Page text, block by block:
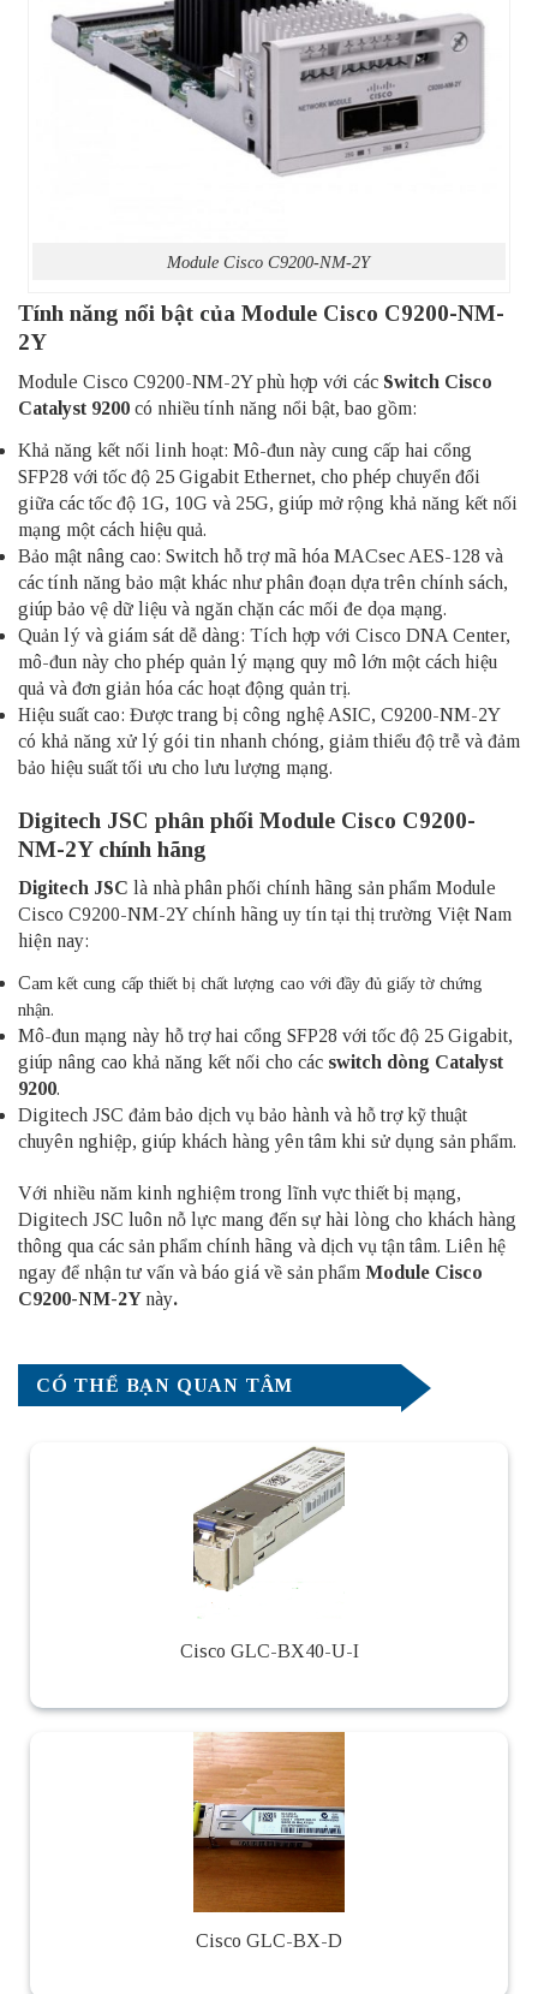
Module Cisco C9200-NM-2Y
Tính năng nổi bật của Module Cisco C9200-NM-
2Y
Module Cisco C9200-NM-2Y phù hợp với các Switch Cisco
Catalyst 9200 có nhiều tính năng nổi bật, bao gồm:
Khả năng kết nối linh hoạt: Mô-đun này cung cấp hai cổng
SFP28 với tốc độ 25 Gigabit Ethernet, cho phép chuyển đổi
giữa các tốc độ 1G, 10G và 25G, giúp mở rộng khả năng kết nối
mạng một cách hiệu quả.
Bảo mật nâng cao: Switch hỗ trợ mã hóa MACsec AES-128 và
các tính năng bảo mật khác như phân đoạn dựa trên chính sách,
giúp bảo vệ dữ liệu và ngăn chặn các mối đe dọa mạng.
Quản lý và giám sát dễ dàng: Tích hợp với Cisco DNA Center,
mô-đun này cho phép quản lý mạng quy mô lớn một cách hiệu
quả và đơn giản hóa các hoạt động quản trị.
Hiệu suất cao: Được trang bị công nghệ ASIC, C9200-NM-2Y
có khả năng xử lý gói tin nhanh chóng, giảm thiểu độ trễ và đảm
bảo hiệu suất tối ưu cho lưu lượng mạng.
Digitech JSC phân phối Module Cisco C9200-
NM-2Y chính hãng
Digitech JSC là nhà phân phối chính hãng sản phẩm Module
Cisco C9200-NM-2Y chính hãng uy tín tại thị trường Việt Nam
hiện nay:
Cam kết cung cấp thiết bị chất lượng cao với đầy đủ giấy tờ chứng
nhận.
Mô-đun mạng này hỗ trợ hai cổng SFP28 với tốc độ 25 Gigabit,
giúp nâng cao khả năng kết nối cho các switch dòng Catalyst
9200.
Digitech JSC đảm bảo dịch vụ bảo hành và hỗ trợ kỹ thuật
chuyên nghiệp, giúp khách hàng yên tâm khi sử dụng sản phẩm.
Với nhiều năm kinh nghiệm trong lĩnh vực thiết bị mạng,
Digitech JSC luôn nỗ lực mang đến sự hài lòng cho khách hàng
thông qua các sản phẩm chính hãng và dịch vụ tận tâm. Liên hệ
ngay để nhận tư vấn và báo giá về sản phẩm Module Cisco
C9200-NM-2Y này.
CÓ THỂ BẠN QUAN TÂM
Cisco GLC-BX40-U-I
Cisco GLC-BX-D